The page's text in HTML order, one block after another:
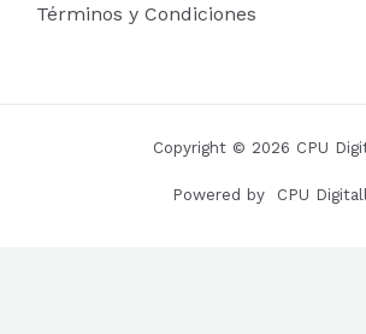
Términos y Condiciones
Copyright © 2026 CPU
Powered by CPU Digitall